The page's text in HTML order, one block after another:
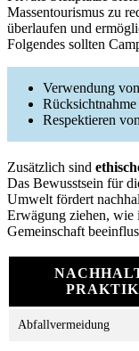
Massentourismus zu
überlaufen und
Folgendes sollten
Verwendung
Respektieren
Zusätzlich sind
Das Bewusstsein für
Umwelt fördert
Erwägung ziehen, wie
Gemeinschaft
Abfallvermeidung